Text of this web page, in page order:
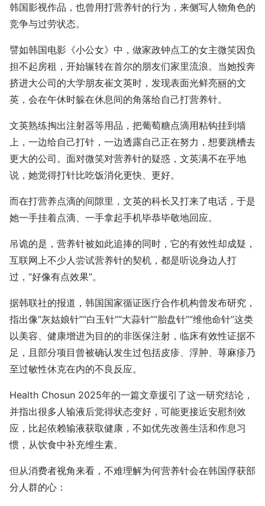
韩国影视作品，也曾用打营养针的行为，来侧写人物角色的
竞争与过劳状态。
譬如韩国电影《小公女》中，做家政钟点工的女主微笑因负
担不起房租，开始辗转在首尔的朋友们家里流浪。当她投奔
挤进大公司的大学朋友崔文英时，发现表面光鲜亮丽的文
英，会在午休时躲在休息间的角落给自己打营养针。
文英熟练掏出注射器等用品，把葡萄糖点滴用粘钩挂到墙
上，一边给自己打针，一边透露自己正在努力，想要跳槽去
更大的公司。面对微笑对营养针的疑惑，文英满不在乎地
说，她觉得打针比吃饭消化更快、更好。
而在打营养点滴的间隙里，文英的科长又打来了电话，于是
她一手挂着点滴、一手拿起手机毕恭毕敬地回应。
吊诡的是，营养针被如此追捧的同时，它的有效性却成疑，
互联网上不少人尝试营养针的契机，都是听说身边人打
过，“好像有点效果”。
据韩联社的报道，韩国国家循证医疗合作机构曾发布研究，
指出像“灰姑娘针”“白玉针”“大蒜针”“胎盘针”“维他命针”这类
以美容、健康增进为目的的非医保注射，临床有效性证据不
足，且部分项目曾被确认发生过包括皮疹、浮肿、荨麻疹乃
至过敏性休克在内的不良反应。
Health Chosun 2025年的一篇文章援引了这一研究结论，
并指出很多人输液后觉得状态变好，可能更接近安慰剂效
应，比起依赖输液获取健康，不如优先改善生活和作息习
惯，从饮食中补充维生素。
但从消费者视角来看，不难理解为何营养针会在韩国俘获部
分人群的心：